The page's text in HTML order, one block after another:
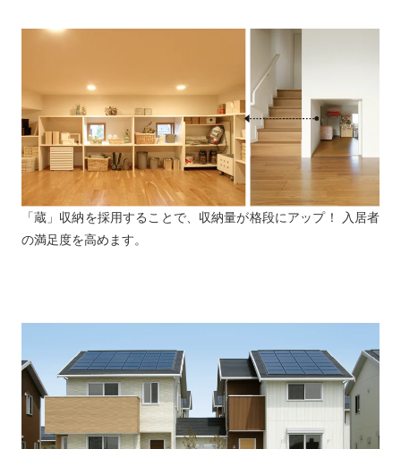
「蔵」収納を採用することで、収納量が格段にアップ！ 入居者
の満足度を高めます。